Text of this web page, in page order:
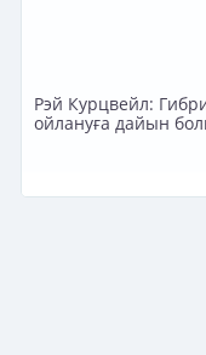
Рэй Курцвейл:
ойлануға дайын